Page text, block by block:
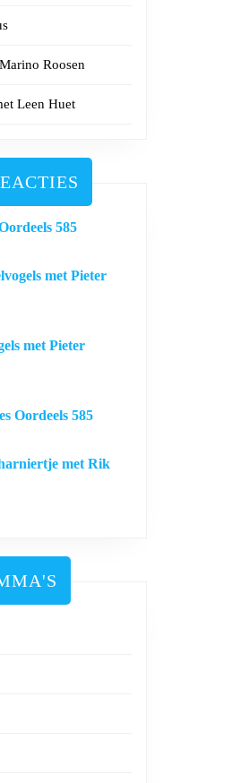
Roosen
Leen Huet
585
met Pieter
met Pieter
Oordeels 585
met Rik